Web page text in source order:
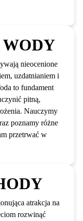
nieocenione
uzdatnianiem i
to fundament
pitną,
Nauczymy
poznamy różne
przetrwać w
atrakcja na
rozwinąć